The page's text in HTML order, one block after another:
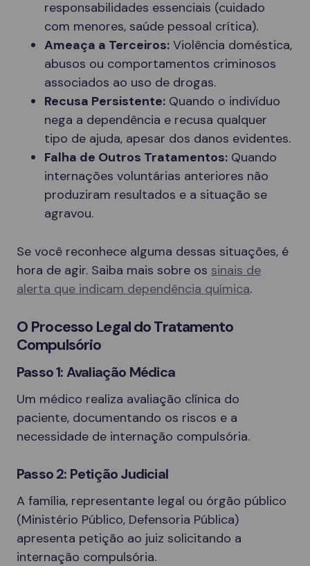
responsabilidades essenciais (cuidado
com menores, saúde pessoal crítica).
Ameaça a Terceiros: Violência doméstica,
abusos ou comportamentos criminosos
associados ao uso de drogas.
Recusa Persistente: Quando o indivíduo
nega a dependência e recusa qualquer
tipo de ajuda, apesar dos danos evidentes.
Falha de Outros Tratamentos: Quando
internações voluntárias anteriores não
produziram resultados e a situação se
agravou.
Se você reconhece alguma dessas situações, é
hora de agir. Saiba mais sobre os sinais de
alerta que indicam dependência química.
O Processo Legal do Tratamento
Compulsório
Passo 1: Avaliação Médica
Um médico realiza avaliação clínica do
paciente, documentando os riscos e a
necessidade de internação compulsória.
Passo 2: Petição Judicial
A família, representante legal ou órgão público
(Ministério Público, Defensoria Pública)
apresenta petição ao juiz solicitando a
internação compulsória.